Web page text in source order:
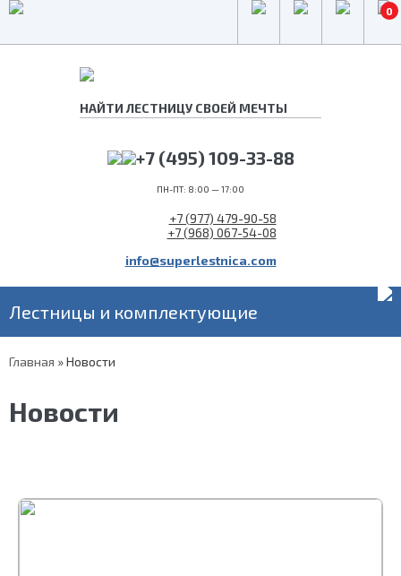
0
+7 (495) 109-33-88
ПН-ПТ: 8:00 — 17:00
+7 (977) 479-90-58
+7 (968) 067-54-08
info@superlestnica.com
Лестницы и комплектующие
Главная »Новости
Новости